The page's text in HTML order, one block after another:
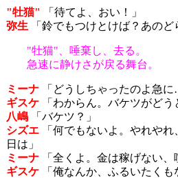
"牡猫"
「待てよ、おい！」
弥生 「鈴でもつけとけば？あのど
"牡猫"、唾棄し、去る。
急速に静けさが戻る舞台。
ミーナ「どうしちゃったのよ急に
ギスケ「わからん。バケツがどう
八嶋「バケツ？」
シズエ「何でもないよ。やれやれ
日は」
ミーナ「全くよ。金は稼げない、
ギスケ「俺なんか、ふるいたくも